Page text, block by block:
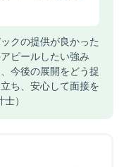
クの提供が良かった
ピールしたい強み
今後の展開をどう捉
ち、安心して面接を
）